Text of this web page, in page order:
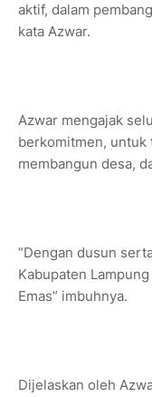
aktif, dalam
kata Azwar.
Azwar mengajak
berkomitmen, untuk
membangun desa,
“Dengan dusun
Kabupaten
Emas” imbuhnya.
Dijelaskan oleh